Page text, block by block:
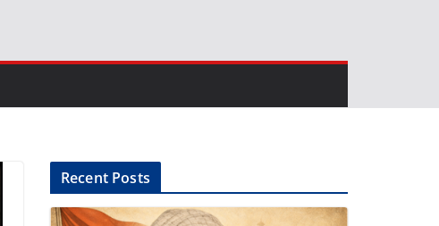
Recent Posts